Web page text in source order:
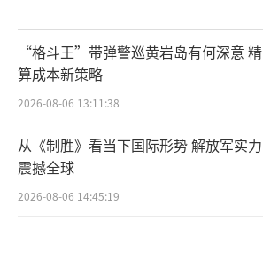
“格斗王”带弹警巡黄岩岛有何深意 精
算成本新策略
2026-08-06 13:11:38
从《制胜》看当下国际形势 解放军实力
震撼全球
2026-08-06 14:45:19